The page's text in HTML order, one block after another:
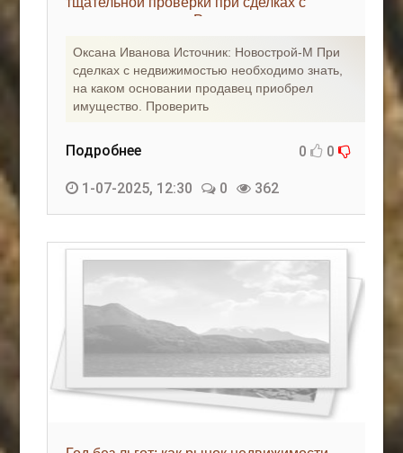
недвижимостью - «Риэлторские
Оксана Иванова Источник: Новострой-М При
сделках с недвижимостью необходимо знать,
на каком основании продавец приобрел
имущество. Проверить
Подробнее 0 0
1-07-2025, 12:30 0 362